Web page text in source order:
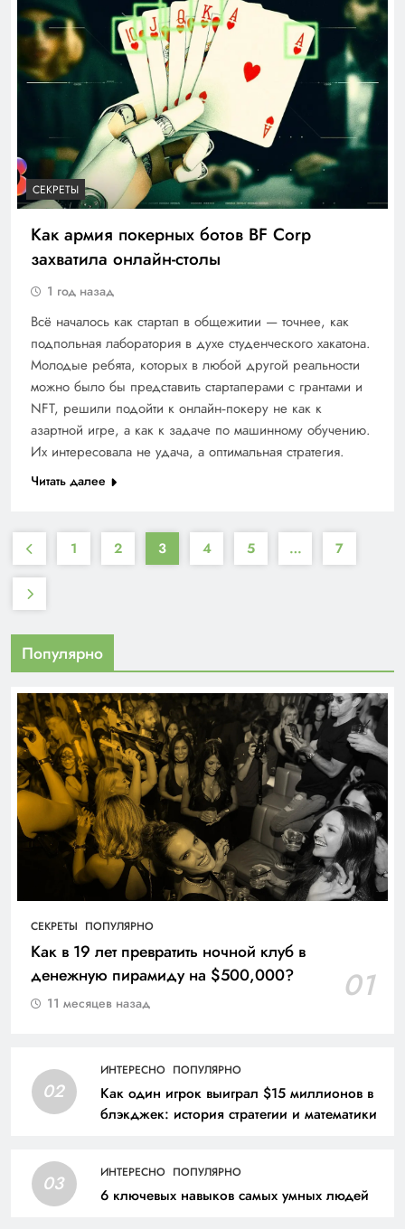
СЕКРЕТЫ
Как армия покерных ботов BF Corp
захватила онлайн-столы
1 год назад
Всё началось как стартап в общежитии — точнее, как
подпольная лаборатория в духе студенческого хакатона.
Молодые ребята, которых в любой другой реальности
можно было бы представить стартаперами с грантами и
NFT, решили подойти к онлайн‑покеру не как к
азартной игре, а как к задаче по машинному обучению.
Их интересовала не удача, а оптимальная стратегия.
Читать далее
1 2 3 4 5 … 7
Популярно
СЕКРЕТЫ ПОПУЛЯРНО
Как в 19 лет превратить ночной клуб в
денежную пирамиду на $500,000?
01
11 месяцев назад
02
ИНТЕРЕСНО ПОПУЛЯРНО
Как один игрок выиграл $15 миллионов в
блэкджек: история стратегии и математики
03 ИНТЕРЕСНО ПОПУЛЯРНО
6 ключевых навыков самых умных людей